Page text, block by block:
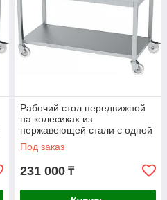
Рабочий стол передвижной
на колесиках из
нержавеющей стали с одной
полкой AISI 430
1000x700x850mm
Под заказ
231 000 ₸